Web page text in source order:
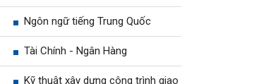
Ngôn ngữ tiếng Trung Quốc
Tài Chính - Ngân Hàng
Kỹ thuật xây dựng công trình giao